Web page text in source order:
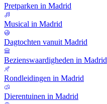
Pretparken in Madrid
Musical in Madrid
Dagtochten vanuit Madrid
Bezienswaardigheden in Madrid
Rondleidingen in Madrid
Dierentuinen in Madrid